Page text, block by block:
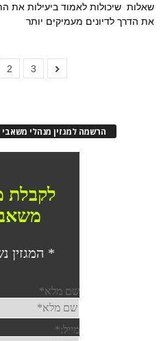
שאלות שיכולות לאמוד ביעילות את
את הדרך לדיונים מעמיקים יותר
2 3
הרשמה למגזין מנהלי משאבי